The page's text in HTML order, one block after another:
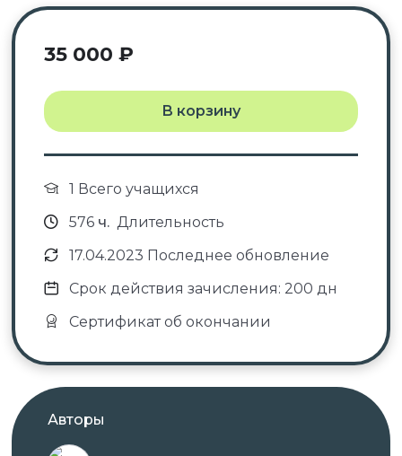
35 000 ₽
В корзину
1 Всего учащихся
576ч. Длительность
17.04.2023 Последнее обновление
Срок действия зачисления: 200 дн
Сертификат об окончании
Авторы